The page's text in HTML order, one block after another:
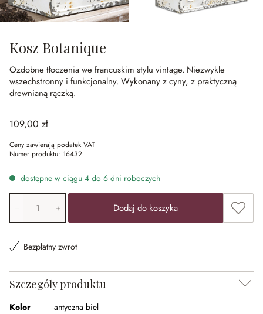
Kosz Botanique
Ozdobne tłoczenia we francuskim stylu vintage. Niezwykle
wszechstronny i funkcjonalny. Wykonany z cyny, z praktyczną
drewnianą rączką.
109,00 zł
Ceny zawierają podatek VAT
Numer produktu: 16432
dostępne w ciągu 4 do 6 dni roboczych
Ilość produktu: Wprowadź żądaną wartość lub użyj
Dodaj do koszyka Dodaj
Bezpłatny zwrot
Szczegóły produktu
Kolor
antyczna biel